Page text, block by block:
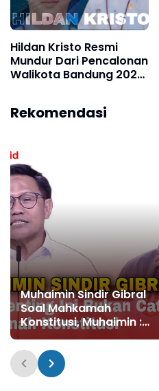
Hildan Kristo Resmi
Mundur Dari Pencalonan
Walikota Bandung 2024,
Rekomendasi
Muhaimin Sindir Gibral
Soal Mahkamah
Konstitusi, Muhaimin :
Yang Penting Ini Bukan
Catatan Mahkamah
Konstitusi